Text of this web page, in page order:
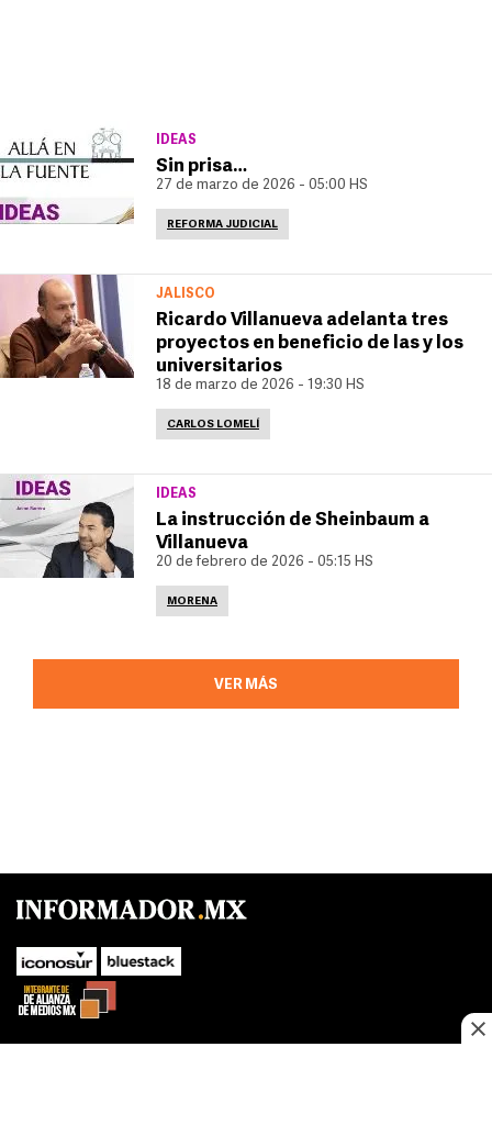
IDEAS
Sin prisa…
27 de marzo de 2026 - 05:00 HS
REFORMA JUDICIAL
JALISCO
Ricardo Villanueva adelanta tres
proyectos en beneficio de las y los
universitarios
18 de marzo de 2026 - 19:30 HS
CARLOS LOMELÍ
IDEAS
La instrucción de Sheinbaum a
Villanueva
20 de febrero de 2026 - 05:15 HS
MORENA
VER MÁS